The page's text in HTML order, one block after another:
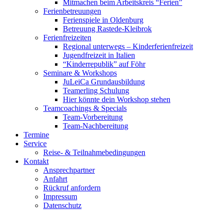
Mitmachen beim Arbeitskreis “Ferien”
Ferienbetreuungen
Ferienspiele in Oldenburg
Betreuung Rastede-Kleibrok
Ferienfreizeiten
Regional unterwegs – Kinderferienfreizeit
Jugendfreizeit in Italien
“Kinderrepublik” auf Föhr
Seminare & Workshops
JuLeiCa Grundausbildung
Teamerling Schulung
Hier könnte dein Workshop stehen
Teamcoachings & Specials
Team-Vorbereitung
Team-Nachbereitung
Termine
Service
Reise- & Teilnahmebedingungen
Kontakt
Ansprechpartner
Anfahrt
Rückruf anfordern
Impressum
Datenschutz